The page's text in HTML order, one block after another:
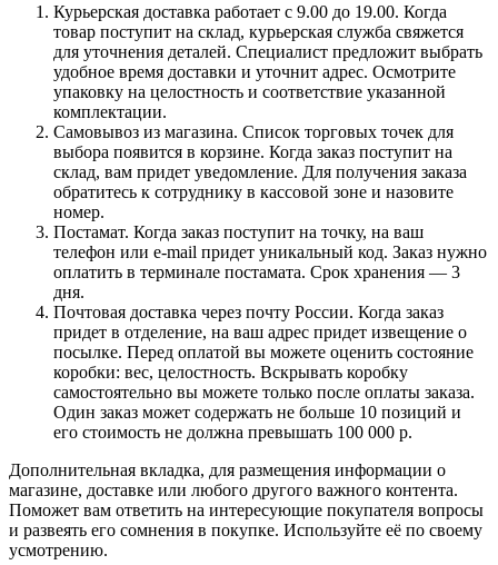
Курьерская доставка работает с 9.00 до 19.00. Когда
товар поступит на склад, курьерская служба свяжется
для уточнения деталей. Специалист предложит выбрать
удобное время доставки и уточнит адрес. Осмотрите
упаковку на целостность и соответствие указанной
комплектации.
Самовывоз из магазина. Список торговых точек для
выбора появится в корзине. Когда заказ поступит на
склад, вам придет уведомление. Для получения заказа
обратитесь к сотруднику в кассовой зоне и назовите
номер.
Постамат. Когда заказ поступит на точку, на ваш
телефон или e-mail придет уникальный код. Заказ нужно
оплатить в терминале постамата. Срок хранения — 3
дня.
Почтовая доставка через почту России. Когда заказ
придет в отделение, на ваш адрес придет извещение о
посылке. Перед оплатой вы можете оценить состояние
коробки: вес, целостность. Вскрывать коробку
самостоятельно вы можете только после оплаты заказа.
Один заказ может содержать не больше 10 позиций и
его стоимость не должна превышать 100 000 р.
Дополнительная вкладка, для размещения информации о
магазине, доставке или любого другого важного контента.
Поможет вам ответить на интересующие покупателя вопросы
и развеять его сомнения в покупке. Используйте её по своему
усмотрению.